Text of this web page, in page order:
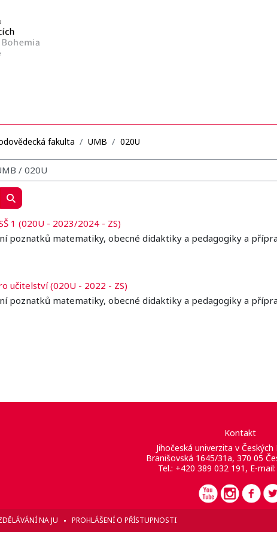
fakulta UMB 020U
Vyhledat kurzy
1 (020U - 2023/2024 - ZS)
poznatků matematiky, obecné didaktiky a pedagogiky a
učitelství (020U - 2022 - ZS)
poznatků matematiky, obecné didaktiky a pedagogiky a
Kontakt
Jihočeská univerzita v
Branišovská 1645/31a, 370 05
Tel.: +420 389 032 191, E-mail:
NA JU PROHLÁŠENÍ O PŘÍSTUPNOSTI